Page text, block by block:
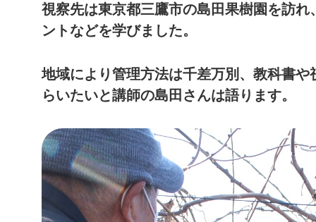
視察先は東京都三鷹市の島田果樹園を訪
ントなどを学びました。
地域により管理方法は千差万別、教科書
らいたいと講師の島田さんは語ります。